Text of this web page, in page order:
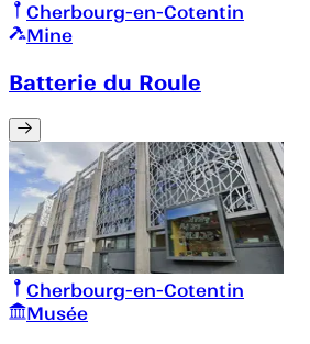
Cherbourg-en-Cotentin
Mine
Batterie du Roule
Cherbourg-en-Cotentin
Musée